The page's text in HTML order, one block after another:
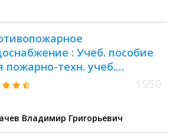
: Учеб. пособие
пожарно-техн. учеб.
Владимир Григорьевич